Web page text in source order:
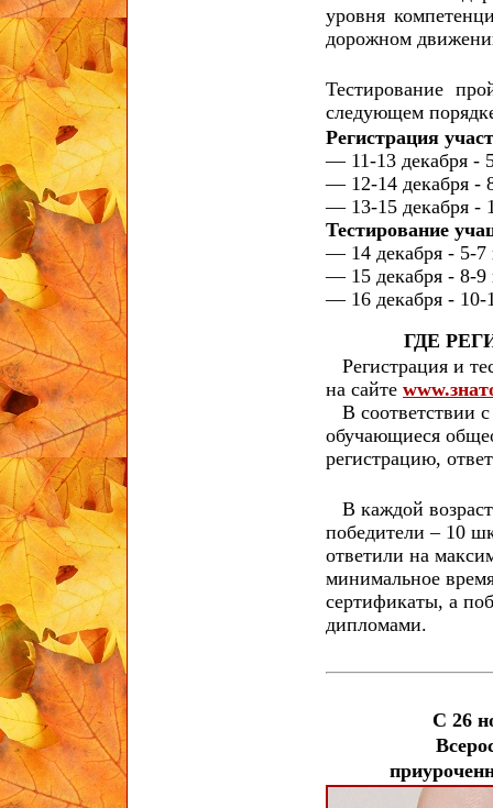
уровня
дорожном
Тестирование
следующем
Регистрация
— 11-13 декабря -
— 12-14 декабря -
— 13-15 декабря -
Тестирование
— 14 декабря - 5-7
— 15 декабря - 8-9
— 16 декабря - 10-
ГДЕ
Регистрация и
на сайте
В соответствии
обучающиеся
регистрацию,
В каждой
победители – 10
ответили на
минимальное
сертификаты, а
дипломами.
С 26